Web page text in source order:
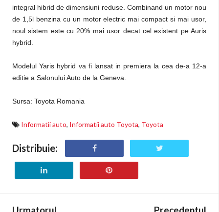
integral hibrid de dimensiuni reduse. Combinand un motor nou
de 1,5l benzina cu un motor electric mai compact si mai usor,
noul sistem este cu 20% mai usor decat cel existent pe Auris
hybrid.
Modelul Yaris hybrid va fi lansat in premiera la cea de-a 12-a
editie a Salonului Auto de la Geneva.
Sursa: Toyota Romania
Informatii auto, Informatii auto Toyota, Toyota
Distribuie: